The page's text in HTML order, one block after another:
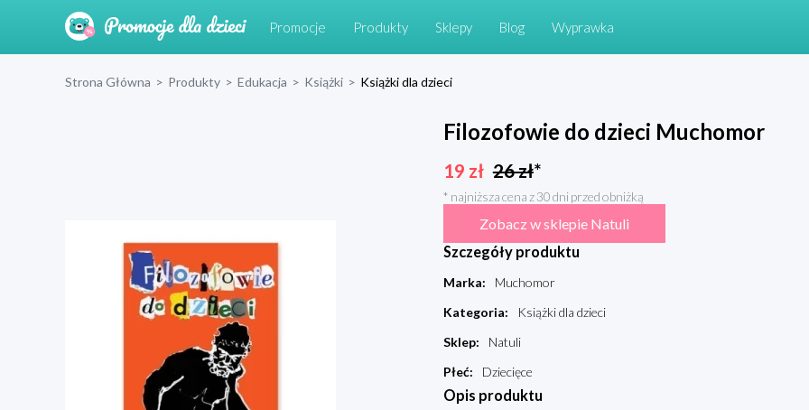
Promocje Produkty Sklepy Blog Wyprawka
Strona Główna > Produkty > Edukacja > Książki > Książki dla dzieci
Filozofowie do dzieci Muchomor
19 zł 26zł*
* najniższa cena z 30 dni przed obniżką
Zobacz w sklepie Natuli
Szczegóły produktu
Marka:
Muchomor
Kategoria:
Książki dla dzieci
Sklep:
Natuli
Płeć: Dziecięce
Opis produktu